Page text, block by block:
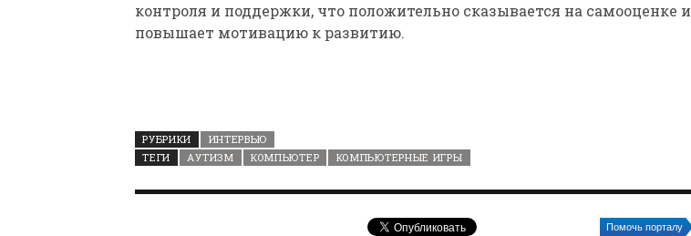
контроля и поддержки, что положительно сказывается на самооценке и
повышает мотивацию к развитию.
РУБРИКИ
ИНТЕРВЬЮ
ТЕГИ
АУТИЗМ КОМПЬЮТЕР КОМПЬЮТЕРНЫЕ ИГРЫ
Помочь порталу